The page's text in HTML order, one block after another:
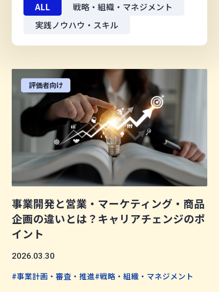
ALL
戦略・組織・マネジメント
実践ノウハウ・スキル
事業開発と営業・マーケティング・商品
企画の違いとは？キャリアチェンジのポ
イント
2026.03.30
#事業計画・審査・推進#戦略・組織・マネジメント
評価者向け